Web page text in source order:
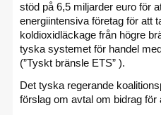
stöd på 6,5 miljarder euro för
energiintensiva företag för att
koldioxidläckage från högre
tyska systemet för handel
(”Tyskt bränsle ETS” ).
Det tyska regerande
förslag om avtal om bidrag för